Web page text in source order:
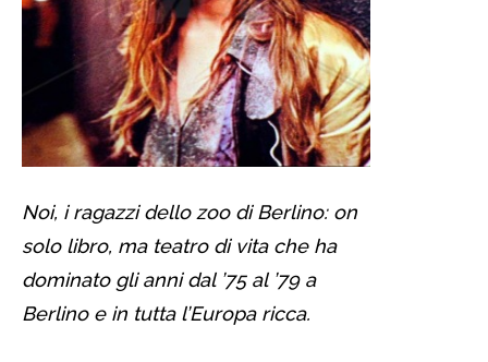
Noi, i ragazzi dello zoo di Berlino: on
solo libro, ma teatro di vita che ha
dominato gli anni dal ’75 al ’79 a
Berlino e in tutta l’Europa ricca.